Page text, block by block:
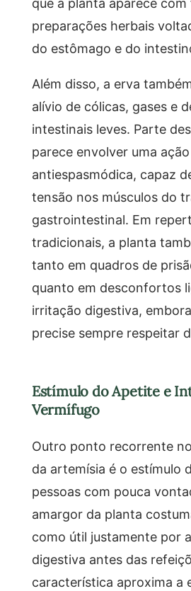
preparações herbais
do estômago e do
Além disso, a erva
alívio de cólicas, gases e
intestinais leves. Parte
parece envolver uma ação
antiespasmódica, capaz
tensão nos músculos do
gastrointestinal. Em
tradicionais, a planta
tanto em quadros de
quanto em desconfortos
irritação digestiva,
precise sempre respeitar
Estímulo do Apetite e
Vermífugo
Outro ponto recorrente
da artemísia é o estímulo
pessoas com pouca
amargor da planta
como útil justamente por
digestiva antes das
característica aproxima a